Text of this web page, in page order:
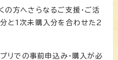
の方へさらなるご支援・ご活
と1次未購入分を合わせた2
リでの事前申込み・購入が必